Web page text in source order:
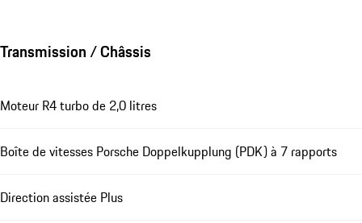
Transmission / Châssis
Moteur R4 turbo de 2,0 litres
Boîte de vitesses Porsche Doppelkupplung (PDK) à 7 rapports
Direction assistée Plus